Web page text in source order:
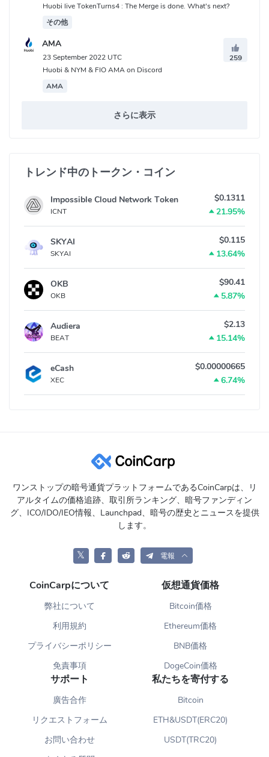
Huobi live TokenTurns4 : The Merge is done. What's next?
その他
AMA
23 September 2022 UTC
259
Huobi & NYM & FIO AMA on Discord
AMA
さらに表示
トレンド中のトークン・コイン
Impossible Cloud Network Token
ICNT
$0.1311
21.95%
SKYAI
SKYAI
$0.115
13.64%
OKB
OKB
$90.41
5.87%
Audiera
BEAT
$2.13
15.14%
eCash
XEC
$0.00000665
6.74%
ワンストップの暗号通貨プラットフォームであるCoinCarpは、リ
アルタイムの価格追跡、取引所ランキング、暗号ファンディン
グ、ICO/IDO/IEO情報、Launchpad、暗号の歴史とニュースを提供
します。
𝕏 電報
CoinCarpについて
弊社について
利用規約
プライバシーポリシー
免責事項
仮想通貨価格
Bitcoin価格
Ethereum価格
BNB価格
DogeCoin価格
サポート
廣告合作
リクエストフォーム
お問い合わせ
私たちを寄付する
Bitcoin
ETH&USDT(ERC20)
USDT(TRC20)